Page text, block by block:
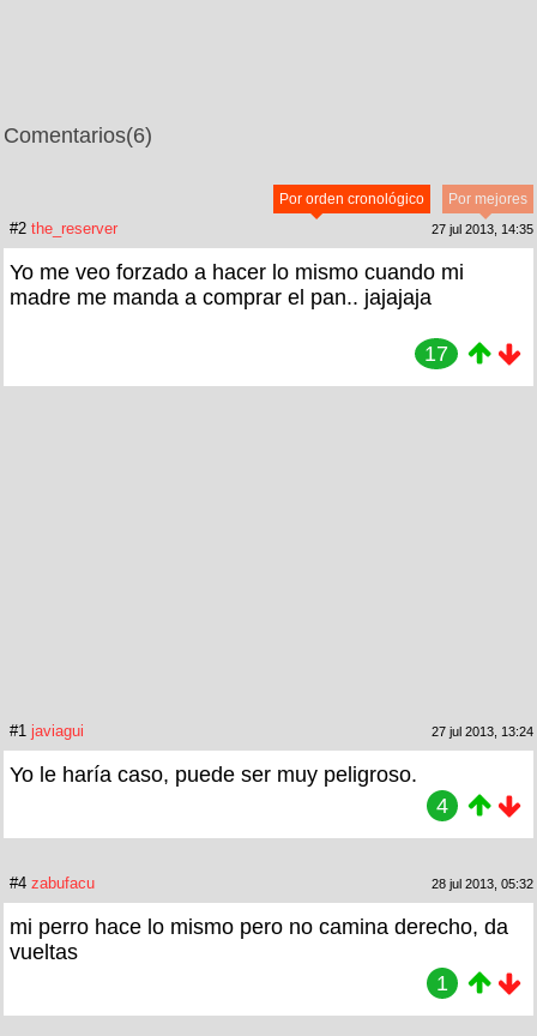
Comentarios(6)
Por mejores
Por orden cronológico
#2 the_reserver 27 jul 2013, 14:35
Yo me veo forzado a hacer lo mismo cuando mi
madre me manda a comprar el pan.. jajajaja
17
#1 javiagui 27 jul 2013, 13:24
Yo le haría caso, puede ser muy peligroso.
4
#4 zabufacu 28 jul 2013, 05:32
mi perro hace lo mismo pero no camina derecho, da
vueltas
1